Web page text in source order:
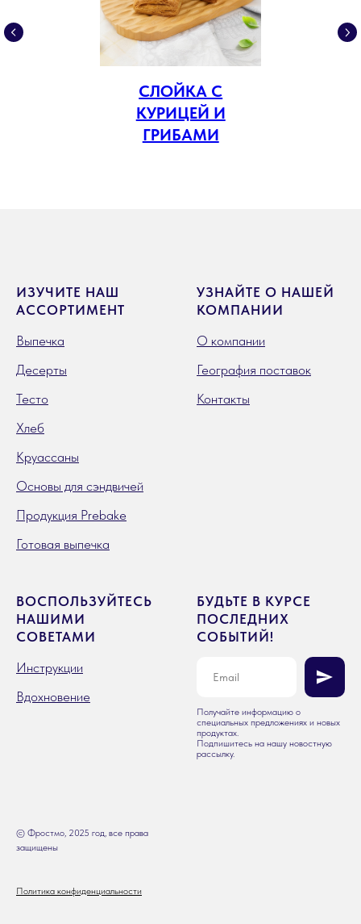
СЛОЙКА С
КУРИЦЕЙ И
ГРИБАМИ
ИЗУЧИТЕ НАШ
АССОРТИМЕНТ
Выпечка
Десерты
Тесто
Хлеб
Круассаны
Основы для сэндвичей
Продукция Prebake
Готовая выпечка
УЗНАЙТЕ О НАШЕЙ
КОМПАНИИ
О компании
География поставок
Контакты
ВОСПОЛЬЗУЙТЕСЬ
НАШИМИ
СОВЕТАМИ
Инструкции
Вдохновение
БУДЬТЕ В КУРСЕ
ПОСЛЕДНИХ
СОБЫТИЙ!
Получайте информацию о
специальных предложениях и новых
продуктах.
Подпишитесь на нашу новостную
рассылку.
© Фростмо, 2025 год, все права
защищены
Политика конфиденциальности